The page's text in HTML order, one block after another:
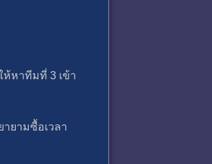
ห้หาทีมที่ 3 เข้า
ายามซื้อเวลา